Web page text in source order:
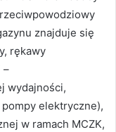
znajduje się
rękawy
–
wydajności,
elektryczne),
w ramach MCZK,